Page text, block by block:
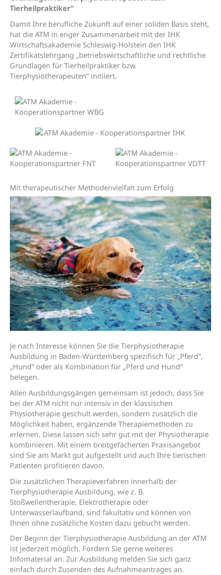
Tierheilpraktiker“
Damit Ihre berufliche Zukunft auf einer soliden Basis steht,
hat die ATM in enger Zusammenarbeit mit der IHK
Wirtschaftsakademie Schleswig-Holstein den IHK
Zertifikatslehrgang „betriebswirtschaftliche und rechtliche
Grundlagen für Tierheilpraktiker bzw.
Tierphysiotherapeuten“ initiiert.
Mit therapeutischer Methoden­vielfalt zum Erfolg
Je nach Interesse können Sie die Tierphysiotherapie
Ausbildung in Baden-Württemberg spezifisch für „Pferd“,
„Hund“ oder als Kombination für „Pferd und Hund“
belegen.
Allen Ausbildungsgängen gemeinsam ist jedoch, dass Sie
bei der ATM nicht nur intensiv in der klassischen
Physiotherapie geschult werden, sondern zusätzlich die
Möglichkeit haben, ergänzende Therapiemethoden zu
erlernen. Diese lassen sich sehr gut mit der Physiotherapie
kombinieren. Mit einem breitgefächerten Praxisangebot
sind Sie am Markt gut aufgestellt und auch Ihre tierischen
Patienten profitieren davon.
Die zusätzlichen Therapieverfahren innerhalb der
Tierphysiotherapie Ausbildung, wie z. B.
Stoßwellentherapie, Elektrotherapie oder
Unterwasserlaufband, sind fakultativ und können von
Ihnen ohne zusätzliche Kosten dazu gebucht werden.
Der Beginn der Tierphysiotherapie Ausbildung an der ATM
ist jederzeit möglich. Fordern Sie gerne weiteres
Infomaterial an. Zur Ausbildung melden Sie sich ganz
einfach durch Zusenden des Aufnahmeantrages an.